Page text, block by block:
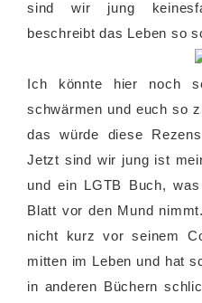
sind wir jung
beschreibt das Leben so
Ich könnte hier noch
schwärmen und euch so
das würde diese
Jetzt sind wir jung ist
und ein LGTB Buch,
Blatt vor den Mund
nicht kurz vor seinem
mitten im Leben und hat
in anderen Büchern